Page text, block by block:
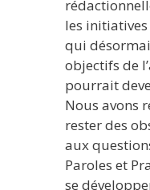
les
qui
objectifs de
pourrait
Nous avons
rester des
aux
Paroles et
se